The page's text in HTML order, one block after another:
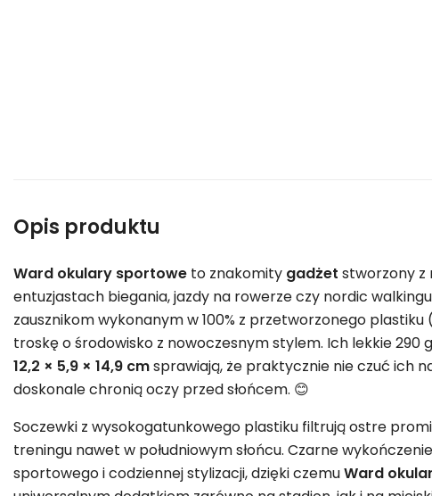
Opis produktu
Ward okulary sportowe to znakomity gadżet stworzony z
entuzjastach biegania, jazdy na rowerze czy nordic
zausznikom wykonanym w 100% z przetworzonego plastiku (
troskę o środowisko z nowoczesnym stylem. Ich lekkie
12,2 × 5,9 × 14,9 cmsprawiają, że praktycznie nie czuć ich
doskonale chronią oczy przed słońcem. 😊
Soczewki z wysokogatunkowego plastiku filtrują ostre
treningu nawet w południowym słońcu. Czarne
sportowego i codziennej stylizacji, dzięki czemuWard